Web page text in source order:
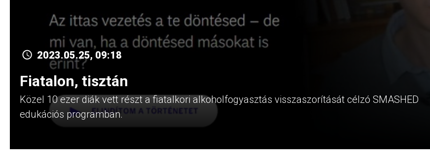
2023.05.25, 09:18
Fiatalon, tisztán
Közel 10 ezer diák vett részt a fiatalkori alkoholfogyasztás visszaszorítását célzó SMASHED
edukációs programban.